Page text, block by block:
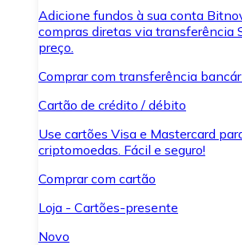
Adicione fundos à sua conta
compras diretas via transferência
preço.
Comprar com transferência
Cartão de crédito / débito
Use cartões Visa e Mastercard
criptomoedas. Fácil e seguro!
Comprar com cartão
Loja - Cartões-presente
Novo